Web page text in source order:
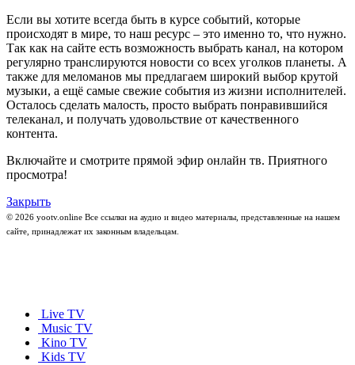
Если вы хотите всегда быть в курсе событий, которые
происходят в мире, то наш ресурс – это именно то, что нужно.
Так как на сайте есть возможность выбрать канал, на котором
регулярно транслируются новости со всех уголков планеты. А
также для меломанов мы предлагаем широкий выбор крутой
музыки, а ещё самые свежие события из жизни исполнителей.
Осталось сделать малость, просто выбрать понравившийся
телеканал, и получать удовольствие от качественного
контента.
Включайте и смотрите прямой эфир онлайн тв. Приятного
просмотра!
Закрыть
© 2026 yootv.online Все ссылки на аудио и видео материалы, представленные на нашем
сайте, принадлежат их законным владельцам.
Live TV
Music TV
Kino TV
Kids TV